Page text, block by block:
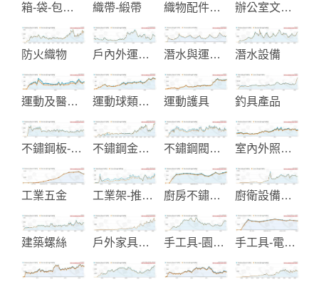
箱-袋-包製造 織帶-緞帶 織物配件製造 辦公室文具用品
防火織物 戶內外運動軟硬用品 潛水與運動設備 潛水設備
運動及醫療護具 運動球類製造 運動護具 釣具產品
不鏽鋼板-鋼捲-鋼帶 不鏽鋼金屬欄杆圓管配件 不鏽鋼閥和管配件 室內外照明設備
工業五金 工業架-推車和儲存設備 廚房不鏽鋼龍頭製造 廚衛設備製造
建築螺絲 戶外家具和活動帳篷製造 手工具-園藝用鋸子 手工具-電動工具-木工機械